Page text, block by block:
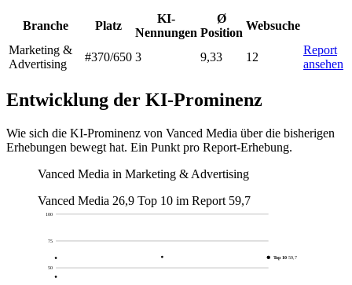
Branche Platz
KI-
Nennungen
Ø
Position
Websuche
Marketing &
Advertising
#370/650 3 9,33 12
Report
ansehen
Entwicklung der KI-Prominenz
Wie sich die KI-Prominenz von Vanced Media über die bisherigen
Erhebungen bewegt hat. Ein Punkt pro Report-Erhebung.
Vanced Media in Marketing & Advertising
Vanced Media 26,9 Top 10 im Report 59,7
50
75
100
Top 10 59,7